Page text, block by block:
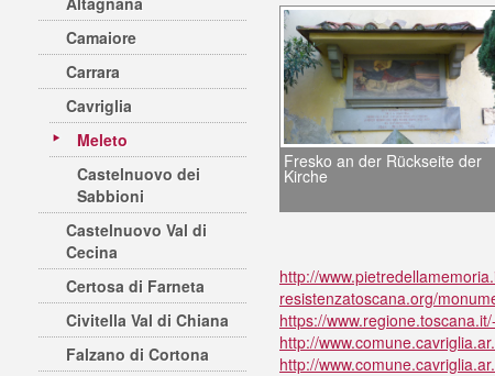
Camaiore
Carrara
Cavriglia
Meleto
Castelnuovo dei
Sabbioni
Castelnuovo Val di
Cecina
Certosa di Farneta
Civitella Val di Chiana
Falzano di Cortona
Fresko an der Rückseite der
Kirche
http://
resistenzatoscana.org/
https://
http://
http://